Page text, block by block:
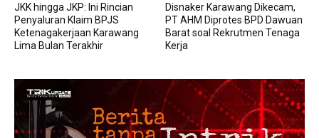
JKK hingga JKP: Ini Rincian
Penyaluran Klaim BPJS
Ketenagakerjaan Karawang
Lima Bulan Terakhir
Disnaker Karawang Dikecam,
PT AHM Diprotes BPD Dawuan
Barat soal Rekrutmen Tenaga
Kerja